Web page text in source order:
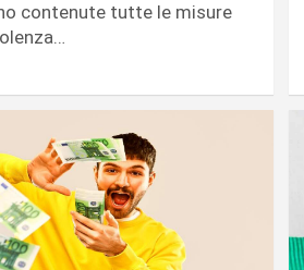
contenute tutte le misure